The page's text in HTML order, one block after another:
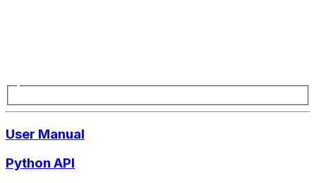
User Manual
Python API